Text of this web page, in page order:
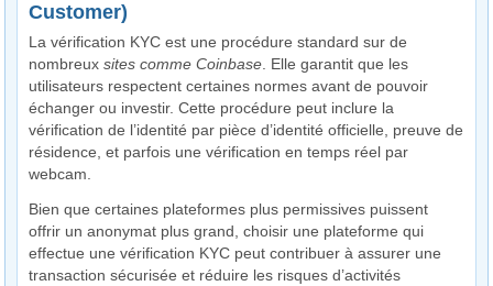
Customer)
La vérification KYC est une procédure standard sur de
nombreuxsites comme Coinbase. Elle garantit que les
utilisateurs respectent certaines normes avant de pouvoir
échanger ou investir. Cette procédure peut inclure la
vérification de l’identité par pièce d’identité officielle, preuve de
résidence, et parfois une vérification en temps réel par
webcam.
Bien que certaines plateformes plus permissives puissent
offrir un anonymat plus grand, choisir une plateforme qui
effectue une vérification KYC peut contribuer à assurer une
transaction sécurisée et réduire les risques d’activités